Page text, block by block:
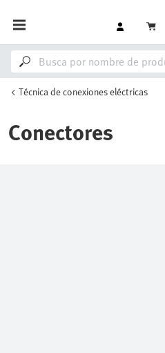
Técnica de conexiones eléctricas
Conectores